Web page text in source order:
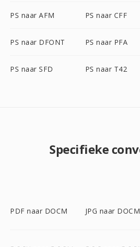
PS naar AFM PS naar CFF
PS naar DFONT PS naar PFA
PS naar SFD PS naar T42
Specifieke
PDF naar DOCM JPG naar DOCM